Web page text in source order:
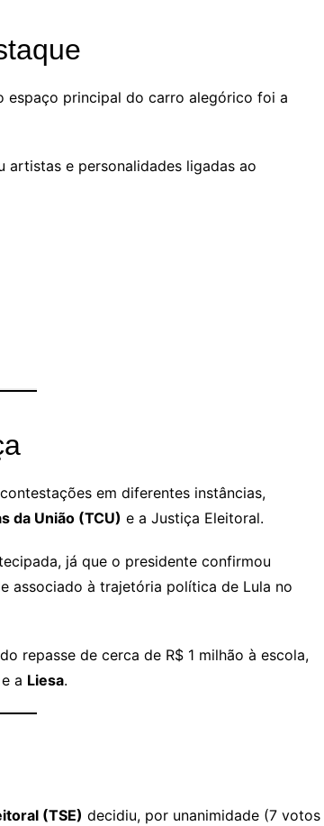
espaço principal do carro alegórico foi a
artistas e personalidades ligadas ao
em diferentes instâncias,
da União (TCU) e a Justiça Eleitoral.
já que o presidente confirmou
associado à trajetória política de Lula no
repasse de cerca de R$ 1 milhão à escola,
e a Liesa.
(TSE) decidiu, por unanimidade (7 votos